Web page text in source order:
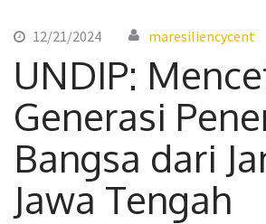
12/21/2024 maresiliencycent
UNDIP:
Generasi
Bangsa dari
Jawa Tengah